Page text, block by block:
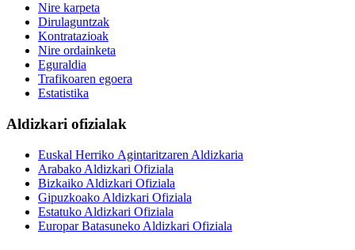
Nire karpeta
Dirulaguntzak
Kontratazioak
Nire ordainketa
Eguraldia
Trafikoaren egoera
Estatistika
Aldizkari ofizialak
Euskal Herriko Agintaritzaren Aldizkaria
Arabako Aldizkari Ofiziala
Bizkaiko Aldizkari Ofiziala
Gipuzkoako Aldizkari Ofiziala
Estatuko Aldizkari Ofiziala
Europar Batasuneko Aldizkari Ofiziala